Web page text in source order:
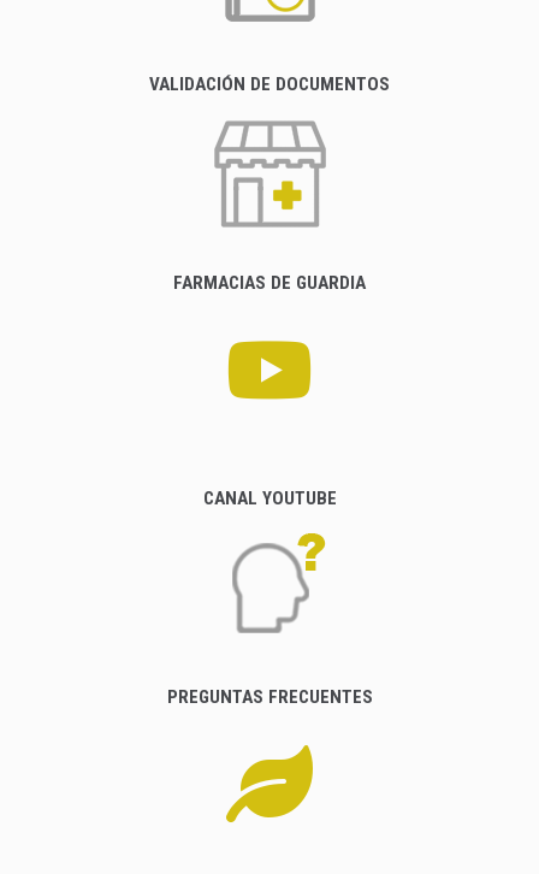
VALIDACIÓN DE DOCUMENTOS
FARMACIAS DE GUARDIA
CANAL YOUTUBE
PREGUNTAS FRECUENTES